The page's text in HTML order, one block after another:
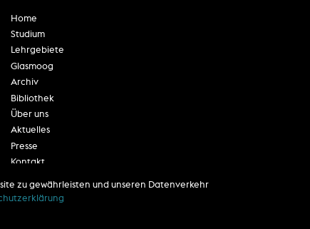
Home
Studium
Lehrgebiete
Glasmoog
Archiv
Bibliothek
Über uns
Aktuelles
Presse
Kontakt
Datenschutzerklärung
zu gewährleisten und unseren Datenverkehr